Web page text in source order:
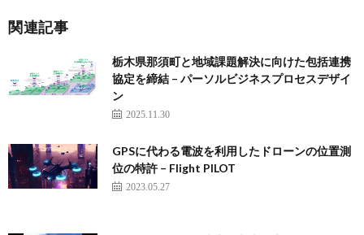
関連記事
栃木県那須町と地域課題解決に向けた包括連携
協定を締結 – パーソルビジネスプロセスデザイ
ン
2025.11.30
GPSに代わる電波を利用したドローンの位置測
位の特許 – Flight PILOT
2023.05.27